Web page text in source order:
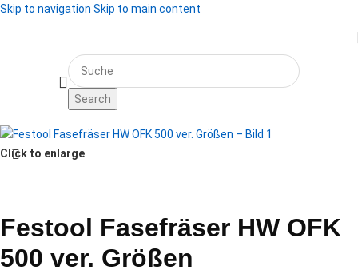
Skip to navigation Skip to main content
Search
Werkzeug mieten/Werkzeugeinsätze/Fräser
Click to enlarge
Festool Fasefräser HW OFK
500 ver. Größen